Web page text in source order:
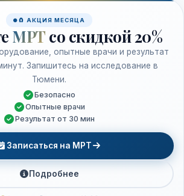
🧲 АКЦИЯ МЕСЯЦА
МРТ со скидкой 20%
опытные врачи и результат
Запишитесь на исследование в
Тюмени.
Безопасно
Опытные врачи
Результат от 30 мин
Записаться на МРТ
Подробнее